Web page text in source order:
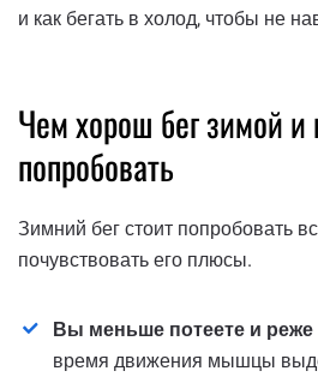
и как бегать в холод, чтобы не
Чем хорош бег зимой и
попробовать
Зимний бег стоит попробовать
почувствовать его плюсы.
Вы меньше потеете и реже
время движения мышцы